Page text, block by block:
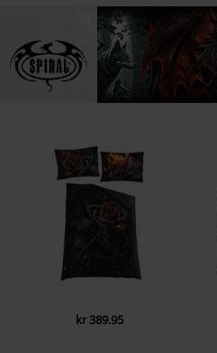
kr 389.95